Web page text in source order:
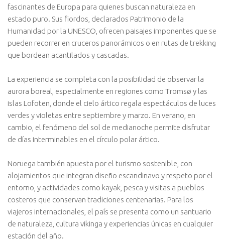
fascinantes de Europa para quienes buscan naturaleza en
estado puro. Sus fiordos, declarados Patrimonio de la
Humanidad por la UNESCO, ofrecen paisajes imponentes que se
pueden recorrer en cruceros panorámicos o en rutas de trekking
que bordean acantilados y cascadas.
La experiencia se completa con la posibilidad de observar la
aurora boreal, especialmente en regiones como Tromsø y las
islas Lofoten, donde el cielo ártico regala espectáculos de luces
verdes y violetas entre septiembre y marzo. En verano, en
cambio, el fenómeno del sol de medianoche permite disfrutar
de días interminables en el círculo polar ártico.
Noruega también apuesta por el turismo sostenible, con
alojamientos que integran diseño escandinavo y respeto por el
entorno, y actividades como kayak, pesca y visitas a pueblos
costeros que conservan tradiciones centenarias. Para los
viajeros internacionales, el país se presenta como un santuario
de naturaleza, cultura vikinga y experiencias únicas en cualquier
estación del año.